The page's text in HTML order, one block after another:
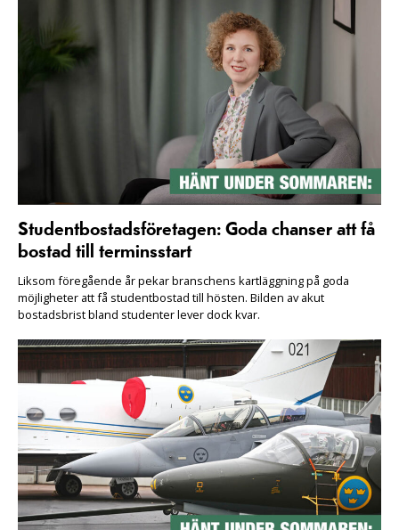
Studentbostadsföretagen: Goda chanser att få
bostad till terminsstart
Liksom föregående år pekar branschens kartläggning på goda
möjligheter att få studentbostad till hösten. Bilden av akut
bostadsbrist bland studenter lever dock kvar.